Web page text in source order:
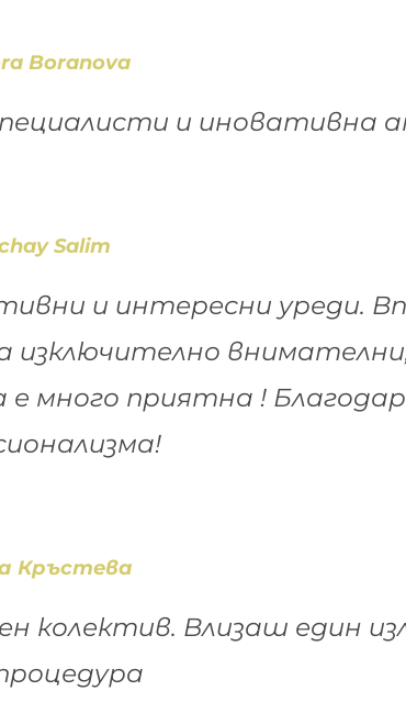
Boranova
и иновативна
Salim
и интересни уреди.
изключително
много приятна !
Кръстева
колектив. Влизаш един